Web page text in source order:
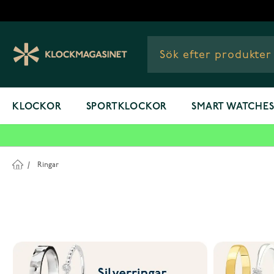
KLOCKOR SPORTKLOCKOR SMART WATCHES
/ Ringar